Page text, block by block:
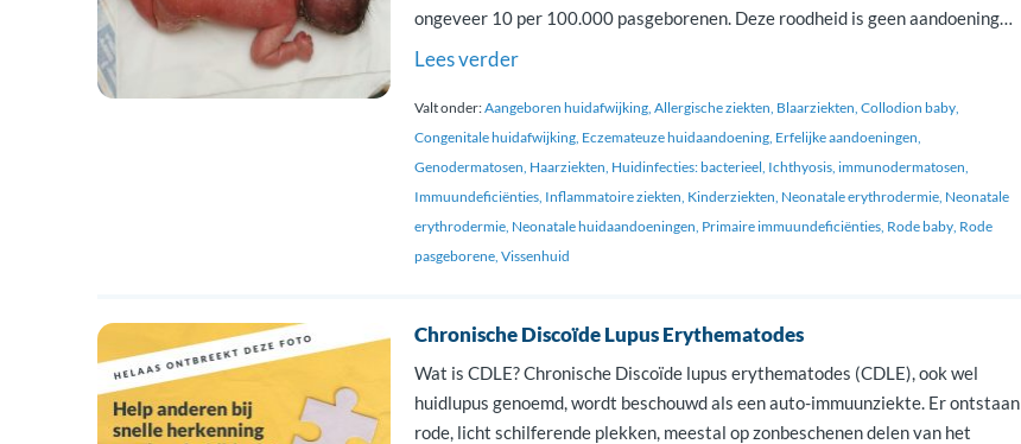
ongeveer 10 per 100.000 pasgeborenen. Deze roodheid is geen aandoening
maar een uiterlijk kenmerk. Het is moeilijk om de juiste […]
Lees verder
Valt onder:Aangeboren huidafwijking Allergische ziekten Blaarziekten Collodion baby
Congenitale huidafwijking Eczemateuze huidaandoening Erfelijke aandoeningen
Genodermatosen Haarziekten Huidinfecties: bacterieel Ichthyosis immunodermatosen
Immuundeficiënties Inflammatoire ziekten Kinderziekten Neonatale erythrodermie Neonatale
erythrodermie Neonatale huidaandoeningen Primaire immuundeficiënties Rode baby Rode
pasgeborene Vissenhuid
Chronische Discoïde Lupus Erythematodes
Wat is CDLE? Chronische Discoïde lupus erythematodes (CDLE), ook wel
huidlupus genoemd, wordt beschouwd als een auto-immuunziekte. Er ontstaan
rode, licht schilferende plekken, meestal op zonbeschenen delen van het